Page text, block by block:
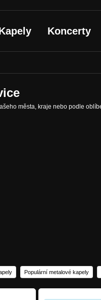
Koncerty
města, kraje nebo podle
Populární metalové kapely